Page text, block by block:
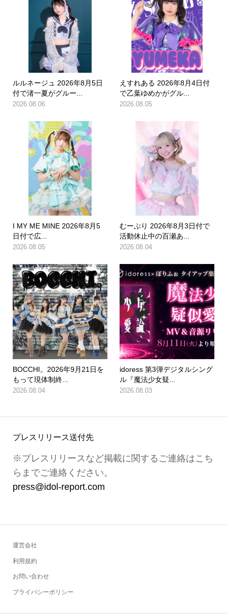
ルルネージュ 2026年8月5日
付で渚一夏がグルー...
2026.08.06
えすれある 2026年8月4日付
で乙葉ゆめかがグル...
2026.08.05
I MY ME MINE 2026年8月5
日付で広...
2026.08.05
むーぷり 2026年8月3日付で
活動休止中の百瀬あ...
2026.08.04
BOCCHI。2026年9月21日を
もって現体制終...
2026.08.04
idoress 第3弾デジタルシング
ル『魔法少女疑...
2026.08.03
プレスリリース送付先
※プレスリリースなど掲載に関するご連絡はこち
らまでご連絡ください。
press@idol-report.com
運営会社
利用規約
お問い合わせ
プライバシーポリシー